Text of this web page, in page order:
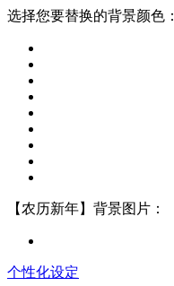
选择您要替换的背景颜色：
【农历新年】背景图片：
个性化设定